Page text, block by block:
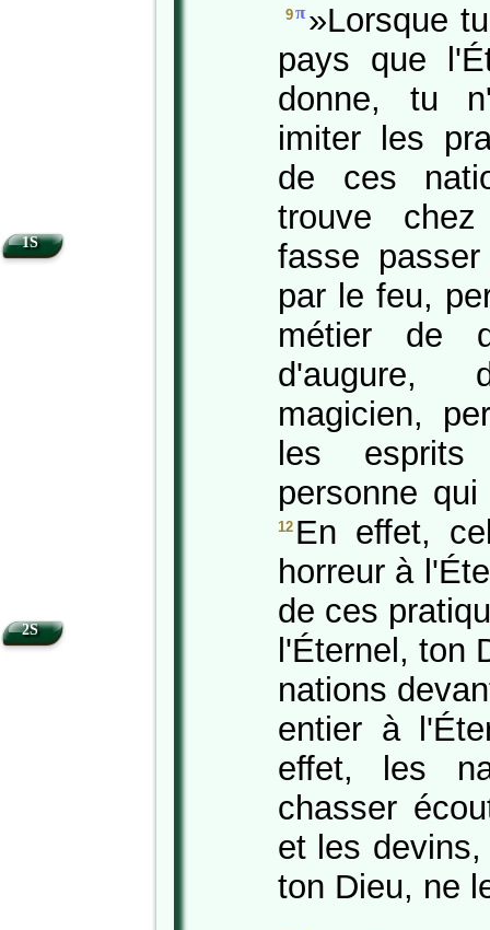
9π »Lorsque
pays que
donne, tu
imiter les
de ces
trouve
fasse
par le feu,
métier de
magicien,
les
personne
12 En effet,
horreur à
de ces
l'Éternel, ton
nations
entier à
effet, les
chasser
et les
ton Dieu, ne
1S
2S